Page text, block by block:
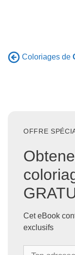
Coloriages de
OFFRE
Cet eBook
exclusifs